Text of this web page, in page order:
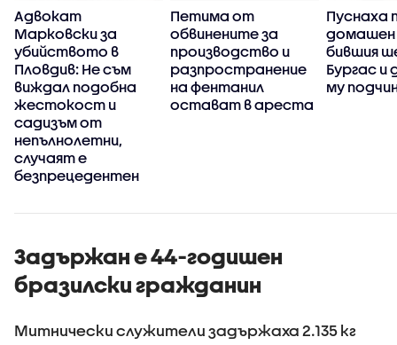
Адвокат
Марковски за
убийството в
Пловдив: Не съм
виждал подобна
жестокост и
садизъм от
непълнолетни,
случаят е
безпрецедентен
Петима от
обвинените за
производство и
разпространение
на фентанил
остават в ареста
Пуснаха
бившия
Бургас
му
Задържан е 44-годишен
бразилски гражданин
Митнически служители задържаха 2.135 кг